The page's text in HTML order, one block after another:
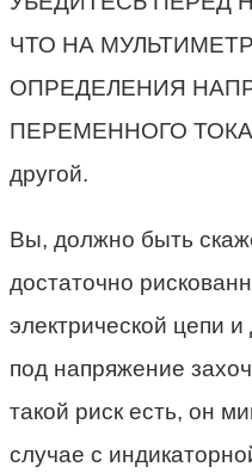
ЧТО НА
ОПРЕДЕЛЕНИЯ
ПЕРЕМЕННОГО ТОКА ,
другой.
Вы, должно быть
достаточно
электрической цепи
под напряжение
такой риск есть, он
случае с